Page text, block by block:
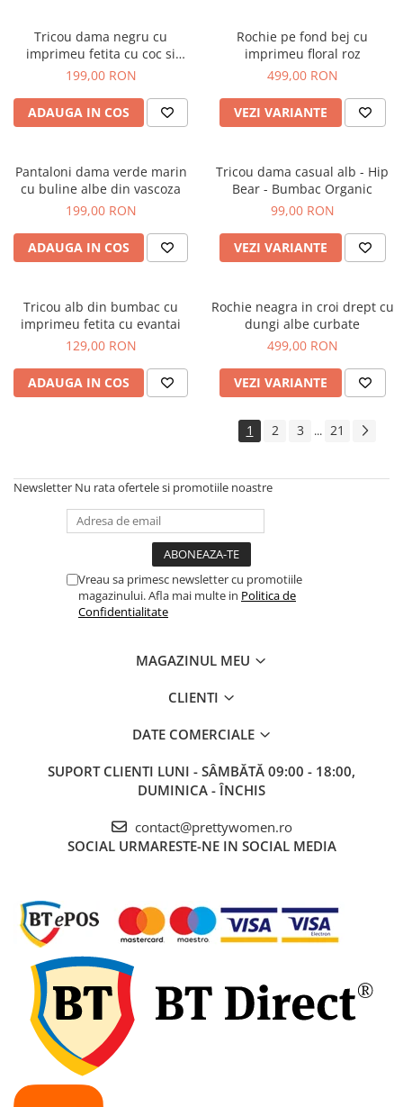
Tricou dama negru cu
imprimeu fetita cu coc si
ochelari albastrii
199,00 RON
ADAUGA IN COS
Rochie pe fond bej cu
imprimeu floral roz
499,00 RON
VEZI VARIANTE
Pantaloni dama verde marin
cu buline albe din vascoza
199,00 RON
ADAUGA IN COS
Tricou dama casual alb - Hip
Bear - Bumbac Organic
99,00 RON
VEZI VARIANTE
Tricou alb din bumbac cu
imprimeu fetita cu evantai
129,00 RON
ADAUGA IN COS
Rochie neagra in croi drept cu
dungi albe curbate
499,00 RON
VEZI VARIANTE
1 2 3 ... 21
Newsletter Nu rata ofertele si promotiile noastre
Vreau sa primesc newsletter cu promotiile
magazinului. Afla mai multe in Politica de
Confidentialitate
MAGAZINUL MEU
CLIENTI
DATE COMERCIALE
SUPORT CLIENTI LUNI - SÂMBĂTĂ 09:00 - 18:00,
DUMINICA - ÎNCHIS
contact@prettywomen.ro
SOCIAL URMARESTE-NE IN SOCIAL MEDIA